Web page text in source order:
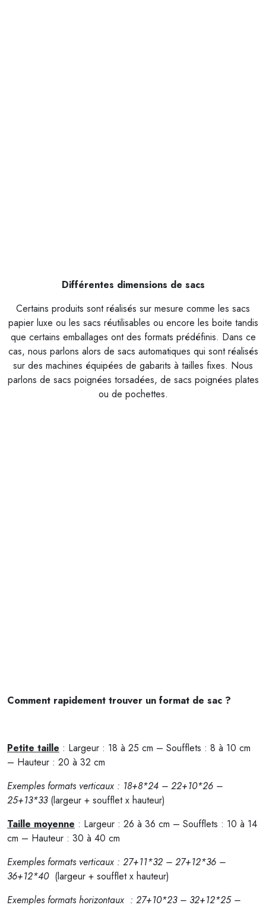
Différentes dimensions de sacs
Certains produits sont réalisés sur mesure comme les sacs
papier luxe ou les sacs réutilisables ou encore les boite tandis
que certains emballages ont des formats prédéfinis. Dans ce
cas, nous parlons alors de sacs automatiques qui sont réalisés
sur des machines équipées de gabarits à tailles fixes. Nous
parlons de sacs poignées torsadées, de sacs poignées plates
ou de pochettes.
Comment rapidement trouver un format de sac ?
Petite taille : Largeur : 18 à 25 cm – Soufflets : 8 à 10 cm
– Hauteur : 20 à 32 cm
Exemples formats verticaux : 18+8*24 – 22+10*26 –
25+13*33 (largeur + soufflet x hauteur)
Taille moyenne : Largeur : 26 à 36 cm – Soufflets : 10 à 14
cm – Hauteur : 30 à 40 cm
Exemples formats verticaux : 27+11*32 – 27+12*36 –
36+12*40 (largeur + soufflet x hauteur)
Exemples formats horizontaux : 27+10*23 – 32+12*25 –